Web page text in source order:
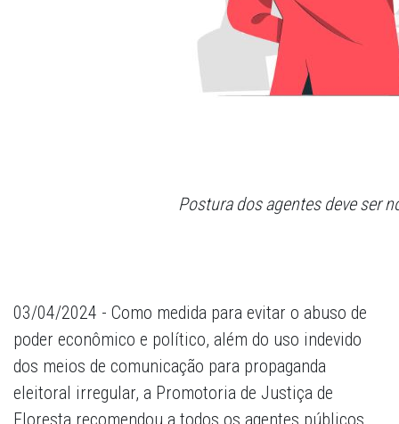
Postura dos agentes deve ser
03/04/2024 - Como medida para evitar o abuso de
poder econômico e político, além do uso indevido
dos meios de comunicação para propaganda
eleitoral irregular, a Promotoria de Justiça de